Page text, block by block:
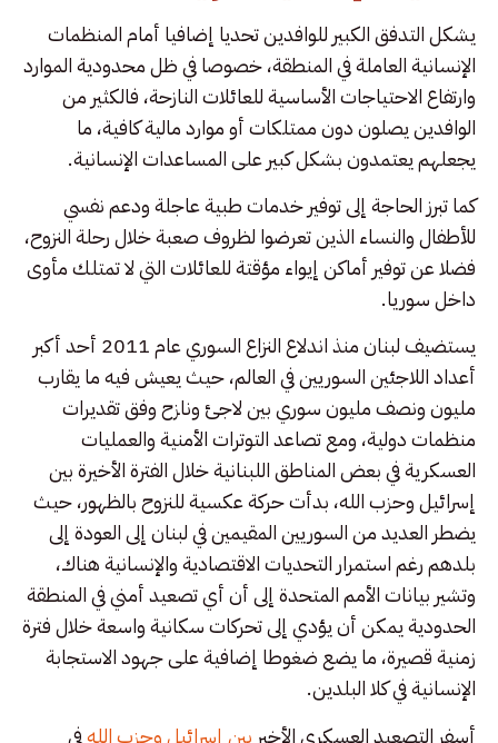
يشكل التدفق الكبير للوافدين تحديا إضافيا أمام المنظمات
الإنسانية العاملة في المنطقة، خصوصا في ظل محدودية الموارد
وارتفاع الاحتياجات الأساسية للعائلات النازحة، فالكثير من
الوافدين يصلون دون ممتلكات أو موارد مالية كافية، ما
يجعلهم يعتمدون بشكل كبير على المساعدات الإنسانية.
كما تبرز الحاجة إلى توفير خدمات طبية عاجلة ودعم نفسي
للأطفال والنساء الذين تعرضوا لظروف صعبة خلال رحلة النزوح،
فضلا عن توفير أماكن إيواء مؤقتة للعائلات التي لا تمتلك مأوى
داخل سوريا.
يستضيف لبنان منذ اندلاع النزاع السوري عام 2011 أحد أكبر
أعداد اللاجئين السوريين في العالم، حيث يعيش فيه ما يقارب
مليون ونصف مليون سوري بين لاجئ ونازح وفق تقديرات
منظمات دولية، ومع تصاعد التوترات الأمنية والعمليات
العسكرية في بعض المناطق اللبنانية خلال الفترة الأخيرة بين
إسرائيل وحزب الله، بدأت حركة عكسية للنزوح بالظهور، حيث
يضطر العديد من السوريين المقيمين في لبنان إلى العودة إلى
بلدهم رغم استمرار التحديات الاقتصادية والإنسانية هناك،
وتشير بيانات الأمم المتحدة إلى أن أي تصعيد أمني في المنطقة
الحدودية يمكن أن يؤدي إلى تحركات سكانية واسعة خلال فترة
زمنية قصيرة، ما يضع ضغوطا إضافية على جهود الاستجابة
الإنسانية في كلا البلدين.
أسفر التصعيد العسكري الأخير بين إسرائيل وحزب اللهفي